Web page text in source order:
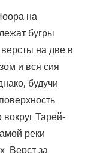
на
бугры
на две в
и вся сия
будучи
Тарей-
реки
Верст за